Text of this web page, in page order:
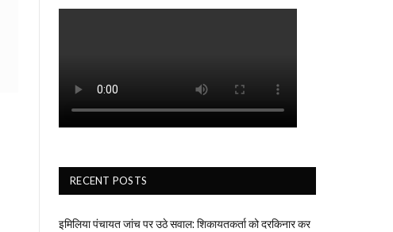
RECENT POSTS
इमिलिया पंचायत जांच पर उठे सवाल: शिकायतकर्ता को दरकिनार कर